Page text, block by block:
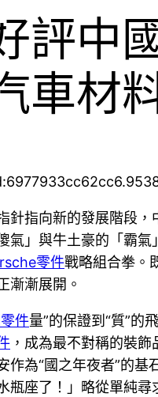
評中
車材
針指向新的發展階段
氣」與牛土豪的「霸
零件戰略組合拳。
漸漸展開。
件量”的保證到“質”的
，成為最不對稱的裝
作為“國之年夜者”的基
瓶座了！」略從單純尋